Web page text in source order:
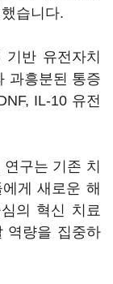
습니다.
반 유전자치
과흥분된 통증
IL-10 유전
구는 기존 치
게 새로운 해
의 혁신 치료
역량을 집중하